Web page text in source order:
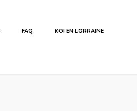
FAQ
KOI EN LORRAINE